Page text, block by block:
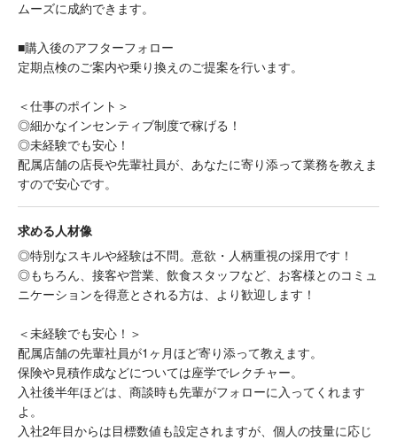
ムーズに成約できます。
■購入後のアフターフォロー
定期点検のご案内や乗り換えのご提案を行います。
＜仕事のポイント＞
◎細かなインセンティブ制度で稼げる！
◎未経験でも安心！
配属店舗の店長や先輩社員が、あなたに寄り添って業務を教えま
すので安心です。
求める人材像
◎特別なスキルや経験は不問。意欲・人柄重視の採用です！
◎もちろん、接客や営業、飲食スタッフなど、お客様とのコミュ
ニケーションを得意とされる方は、より歓迎します！
＜未経験でも安心！＞
配属店舗の先輩社員が1ヶ月ほど寄り添って教えます。
保険や見積作成などについては座学でレクチャー。
入社後半年ほどは、商談時も先輩がフォローに入ってくれます
よ。
入社2年目からは目標数値も設定されますが、個人の技量に応じ